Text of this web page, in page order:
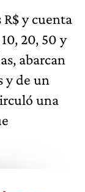
y cuenta
20, 50 y
abarcan
y de un
una